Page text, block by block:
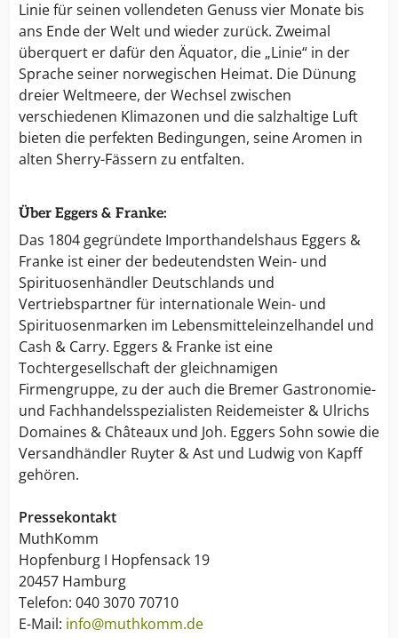
Linie für seinen vollendeten Genuss vier Monate bis
ans Ende der Welt und wieder zurück. Zweimal
überquert er dafür den Äquator, die „Linie“ in der
Sprache seiner norwegischen Heimat. Die Dünung
dreier Weltmeere, der Wechsel zwischen
verschiedenen Klimazonen und die salzhaltige Luft
bieten die perfekten Bedingungen, seine Aromen in
alten Sherry-Fässern zu entfalten.
Über Eggers & Franke:
Das 1804 gegründete Importhandelshaus Eggers &
Franke ist einer der bedeutendsten Wein- und
Spirituosenhändler Deutschlands und
Vertriebspartner für internationale Wein- und
Spirituosenmarken im Lebensmitteleinzelhandel und
Cash & Carry. Eggers & Franke ist eine
Tochtergesellschaft der gleichnamigen
Firmengruppe, zu der auch die Bremer Gastronomie-
und Fachhandelsspezialisten Reidemeister & Ulrichs
Domaines & Châteaux und Joh. Eggers Sohn sowie die
Versandhändler Ruyter & Ast und Ludwig von Kapff
gehören.
Pressekontakt
MuthKomm
Hopfenburg I Hopfensack 19
20457 Hamburg
Telefon: 040 3070 70710
E-Mail: info@muthkomm.de